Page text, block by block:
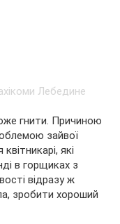
гнити. Причиною
зайвої
які
в горщиках з
відразу ж
зробити хороший